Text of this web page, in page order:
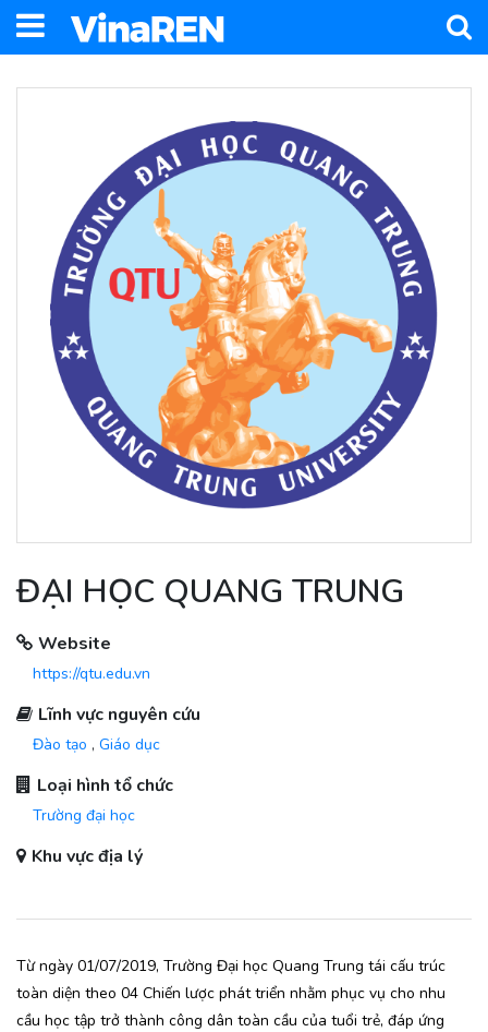
ĐẠI HỌC QUANG TRUNG
Website
https://qtu.edu.vn
Lĩnh vực nguyên cứu
Đào tạo , Giáo dục
Loại hình tổ chức
Trường đại học
Khu vực địa lý
Từ ngày 01/07/2019, Trường Đại học Quang Trung tái cấu trúc
toàn diện theo 04 Chiến lược phát triển nhằm phục vụ cho nhu
cầu học tập trở thành công dân toàn cầu của tuổi trẻ, đáp ứng